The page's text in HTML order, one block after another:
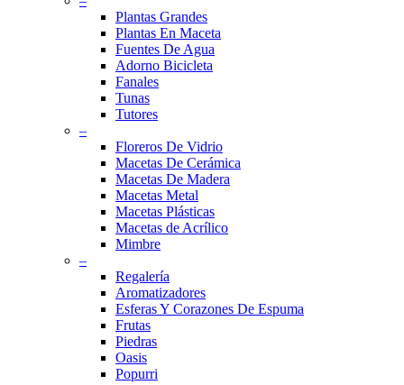
Plantas Grandes
Plantas En Maceta
Fuentes De Agua
Adorno Bicicleta
Fanales
Tunas
Tutores
–
Floreros De Vidrio
Macetas De Cerámica
Macetas De Madera
Macetas Metal
Macetas Plásticas
Macetas de Acrílico
Mimbre
–
Regalería
Aromatizadores
Esferas Y Corazones De Espuma
Frutas
Piedras
Oasis
Popurri